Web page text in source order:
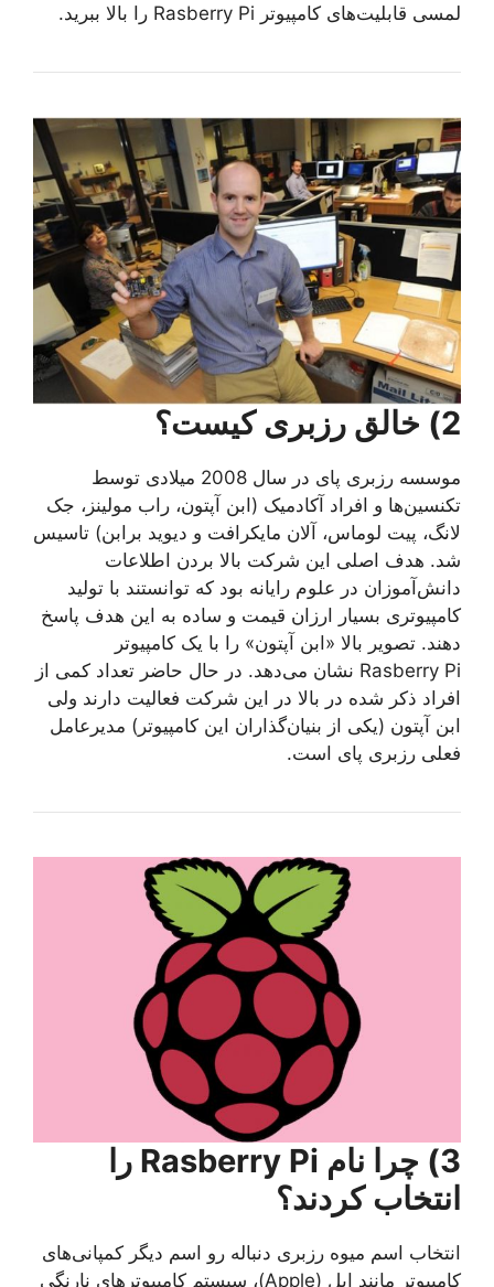
لمسی قابلیت‌های کامپیوتر Rasberry Pi را بالا ببرید.
2) خالق رزبری کیست؟
موسسه رزبری پای در سال 2008 میلادی توسط
تکنسین‌ها و افراد آکادمیک (ابن آپتون، راب مولینز، جک
لانگ، پیت لوماس، آلان مایکرافت و دیوید برابن) تاسیس
شد. هدف اصلی این شرکت بالا بردن اطلاعات
دانش‌‌آموزان در علوم رایانه بود که توانستند با تولید
کامپیوتری بسیار ارزان قیمت و ساده به این هدف پاسخ
دهند. تصویر بالا «ابن آپتون» را با یک کامپیوتر
Rasberry Pi نشان می‌دهد. در حال حاضر تعداد کمی از
افراد ذکر شده در بالا در این شرکت فعالیت دارند ولی
ابن آپتون (یکی از بنیان‌گذاران این کامپیوتر) مدیرعامل
فعلی رزبری پای است.
3) چرا نام Rasberry Pi را
انتخاب کردند؟
انتخاب اسم میوه رزبری دنباله رو اسم دیگر کمپانی‌های
کامپیوتر مانند اپل (Apple)، سیستم کامپیوترهای نارنگی